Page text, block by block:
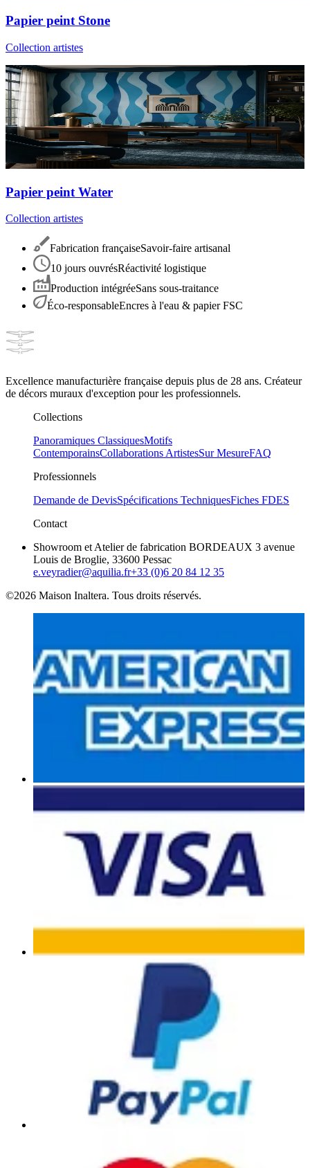
Papier peint Stone
Collection artistes
Papier peint Water
Collection artistes
Fabrication françaiseSavoir-faire artisanal
10 jours ouvrésRéactivité logistique
Production intégréeSans sous-traitance
Éco-responsableEncres à l'eau & papier FSC
Excellence manufacturière française depuis plus de 28 ans. Créateur
de décors muraux d'exception pour les professionnels.
Collections
Panoramiques ClassiquesMotifs
ContemporainsCollaborations ArtistesSur MesureFAQ
Professionnels
Demande de DevisSpécifications TechniquesFiches FDES
Contact
Showroom et Atelier de fabrication BORDEAUX 3 avenue
Louis de Broglie, 33600 Pessac
e.veyradier@aquilia.fr+33 (0)6 20 84 12 35
©2026 Maison Inaltera. Tous droits réservés.